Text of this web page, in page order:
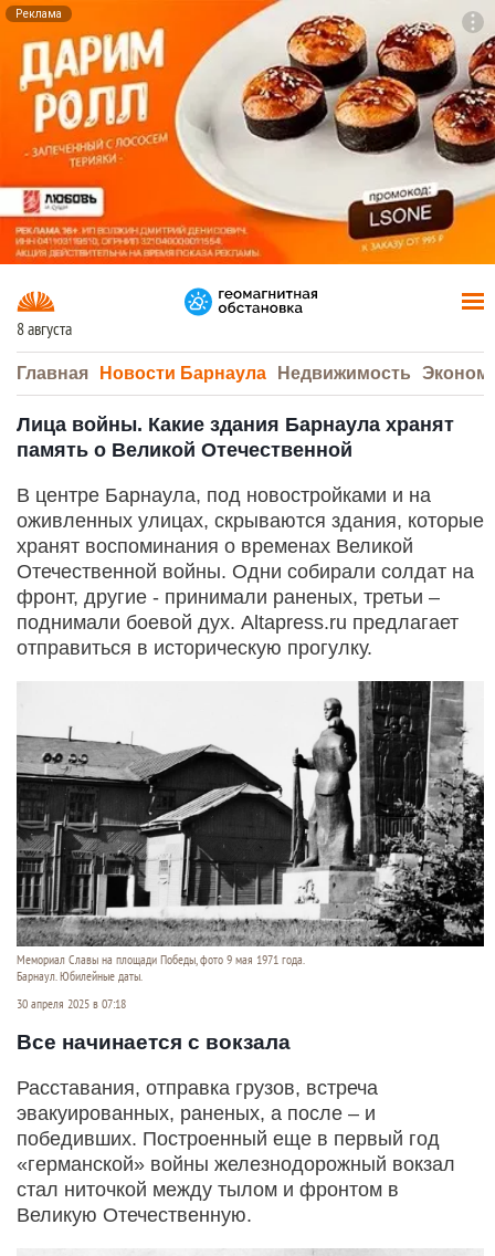
Реклама
8 августа
Главная Новости Барнаула Недвижимость
Лица войны. Какие здания Барнаула хранят
память о Великой Отечественной
В центре Барнаула, под новостройками и на
оживленных улицах, скрываются здания, которые
хранят воспоминания о временах Великой
Отечественной войны. Одни собирали солдат на
фронт, другие - принимали раненых, третьи –
поднимали боевой дух. Altapress.ru предлагает
отправиться в историческую прогулку.
Мемориал Славы на площади Победы, фото 9 мая 1971 года.
Барнаул. Юбилейные даты.
30 апреля 2025 в 07:18
Все начинается с вокзала
Расставания, отправка грузов, встреча
эвакуированных, раненых, а после – и
победивших. Построенный еще в первый год
«германской» войны железнодорожный вокзал
стал ниточкой между тылом и фронтом в
Великую Отечественную.